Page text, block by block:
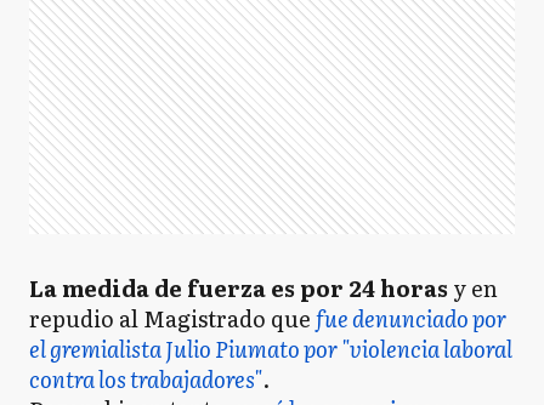
La medida de fuerza es por 24 horas y en
repudio al Magistrado quefue denunciado por
el gremialista Julio Piumato por "violencia laboral
contra los trabajadores".